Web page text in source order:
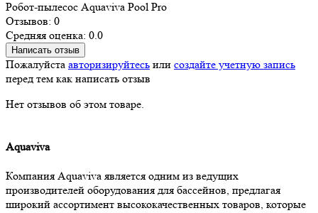
Робот-пылесос Aquaviva Pool Pro
Отзывов: 0
Средняя оценка: 0.0
Написать отзыв
Пожалуйста авторизируйтесь или создайте учетную запись
перед тем как написать отзыв
Нет отзывов об этом товаре.
Aquaviva
Компания Aquaviva является одним из ведущих
производителей оборудования для бассейнов, предлагая
широкий ассортимент высококачественных товаров, которые